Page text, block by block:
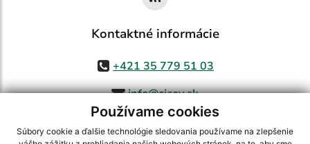
Používame cookies
Súbory cookie a ďalšie technológie sledovania používame na zlepšenie
Kontaktné informácie
+421 35 779 51 03
info@cicov.sk